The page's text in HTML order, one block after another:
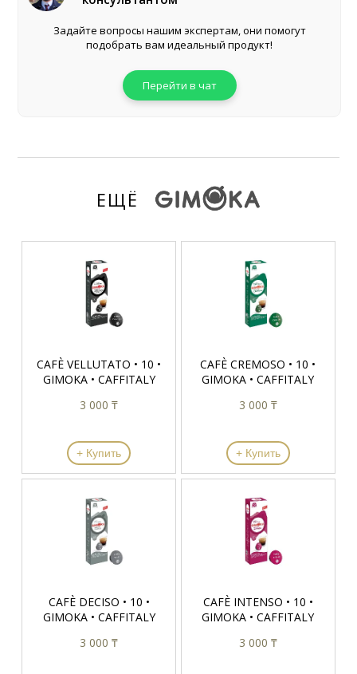
Задайте вопросы нашим экспертам, они помогут
подобрать вам идеальный продукт!
Перейти в чат
ЕЩЁ
CAFÈ VELLUTATO • 10 •
GIMOKA • CAFFITALY
3 000 ₸
+ Купить
CAFÈ CREMOSO • 10 •
GIMOKA • CAFFITALY
3 000 ₸
+ Купить
CAFÈ DECISO • 10 •
GIMOKA • CAFFITALY
3 000 ₸
CAFÈ INTENSO • 10 •
GIMOKA • CAFFITALY
3 000 ₸